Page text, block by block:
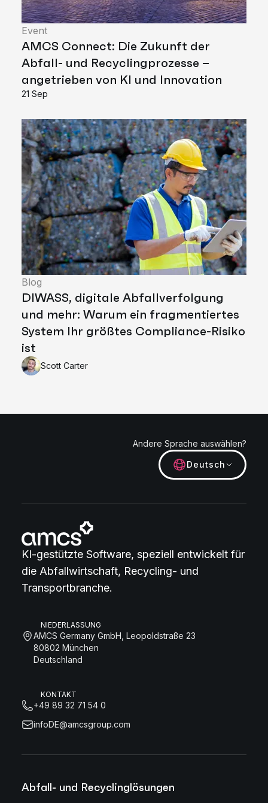
Event
AMCS Connect: Die Zukunft der
Abfall- und Recyclingprozesse –
angetrieben von KI und Innovation
21 Sep
Blog
DIWASS, digitale Abfallverfolgung
und mehr: Warum ein fragmentiertes
System Ihr größtes Compliance-Risiko
ist
Scott Carter
Andere Sprache auswählen?
Deutsch
KI-gestützte Software, speziell entwickelt für
die Abfallwirtschaft, Recycling- und
Transportbranche.
NIEDERLASSUNG
AMCS Germany GmbH, Leopoldstraße 23
80802 München
Deutschland
KONTAKT
+49 89 32 71 54 0
infoDE@amcsgroup.com
Abfall- und Recyclinglösungen